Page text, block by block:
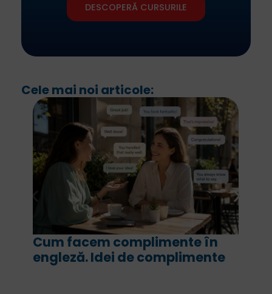
DESCOPERĂ CURSURILE
Cele mai noi articole:
în
For și since în engleză. Ce
are fiecare și cum le folosim